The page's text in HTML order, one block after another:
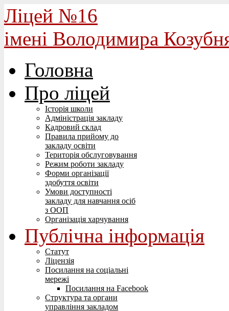
Ліцей №16
імені Володимира
Головна
Про ліцей
Історія школи
Адміністрація закладу
Кадровий склад
Правила прийому до
закладу освіти
Територія обслуговування
Режим роботи закладу
Форми організації
здобуття освіти
Умови доступності
закладу для навчання осіб
з ООП
Організація харчування
Публічна інформація
Статут
Ліцензія
Посилання на соціальні
мережі
Посилання на Facebook
Структура та органи
управління закладом